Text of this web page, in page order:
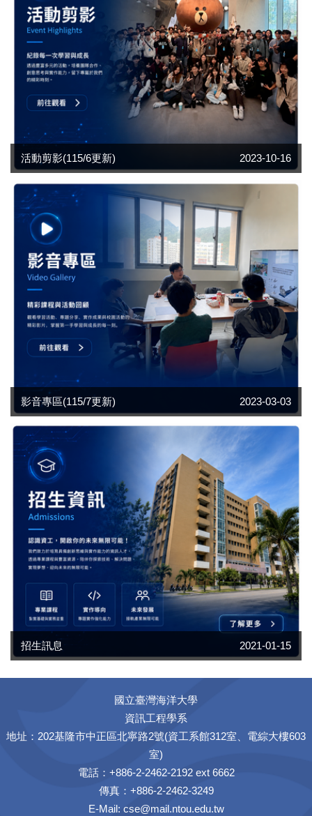
活動剪影(115/6更新) 2023-10-16
影音專區(115/7更新) 2023-03-03
招生訊息 2021-01-15
國立臺灣海洋大學
資訊工程學系
地址：202基隆市中正區北寧路2號(資工系館312室、電綜大樓603
室)
電話：+886-2-2462-2192 ext 6662
傳真：+886-2-2462-3249
E-Mail: cse@mail.ntou.edu.tw